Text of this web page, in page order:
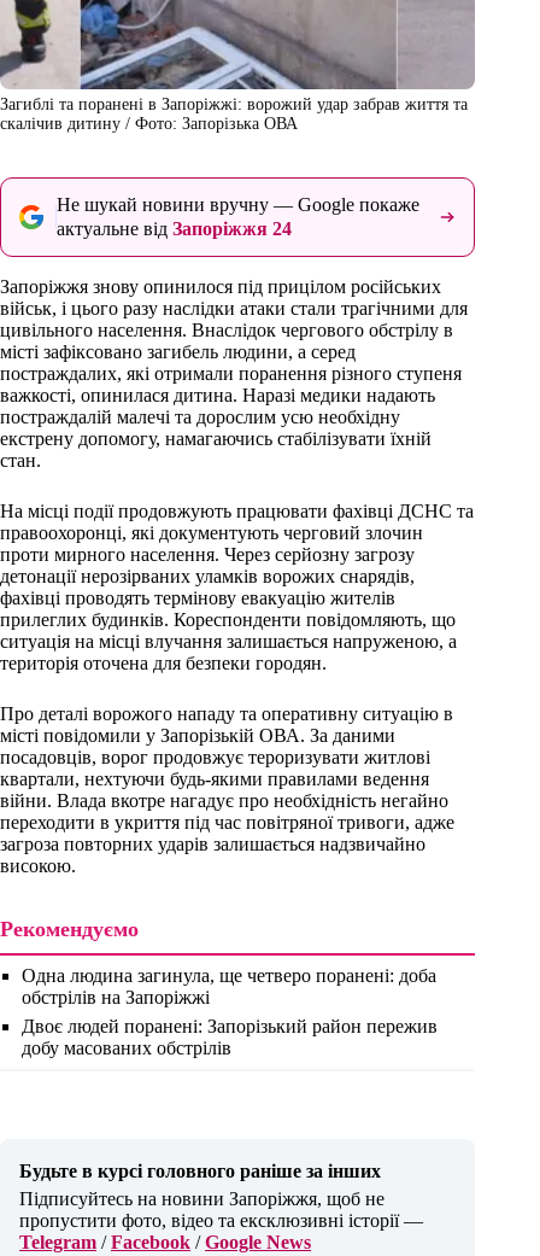
Загиблі та поранені в Запоріжжі: ворожий удар забрав життя та
скалічив дитину / Фото: Запорізька ОВА
Не шукай новини вручну — Google покаже
актуальне від Запоріжжя 24
Запоріжжя знову опинилося під прицілом російських
військ, і цього разу наслідки атаки стали трагічними для
цивільного населення. Внаслідок чергового обстрілу в
місті зафіксовано загибель людини, а серед
постраждалих, які отримали поранення різного ступеня
важкості, опинилася дитина. Наразі медики надають
постраждалій малечі та дорослим усю необхідну
екстрену допомогу, намагаючись стабілізувати їхній
стан.
На місці події продовжують працювати фахівці ДСНС та
правоохоронці, які документують черговий злочин
проти мирного населення. Через серйозну загрозу
детонації нерозірваних уламків ворожих снарядів,
фахівці проводять термінову евакуацію жителів
прилеглих будинків. Кореспонденти повідомляють, що
ситуація на місці влучання залишається напруженою, а
територія оточена для безпеки городян.
Про деталі ворожого нападу та оперативну ситуацію в
місті повідомили у Запорізькій ОВА. За даними
посадовців, ворог продовжує тероризувати житлові
квартали, нехтуючи будь-якими правилами ведення
війни. Влада вкотре нагадує про необхідність негайно
переходити в укриття під час повітряної тривоги, адже
загроза повторних ударів залишається надзвичайно
високою.
Рекомендуємо
Одна людина загинула, ще четверо поранені: доба
обстрілів на Запоріжжі
Двоє людей поранені: Запорізький район пережив
добу масованих обстрілів
Будьте в курсі головного раніше за інших
Підписуйтесь на новини Запоріжжя, щоб не
пропустити фото, відео та ексклюзивні історії —
Telegram /Facebook /Google News